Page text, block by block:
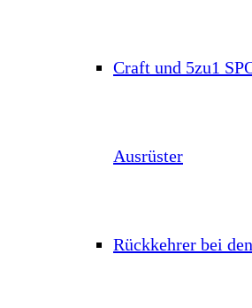
Craft und 5zu1
Ausrüster
Rückkehrer bei